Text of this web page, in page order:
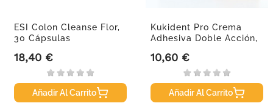
ESI Colon Cleanse Flor,
30 Cápsulas
Precio
18,40 €
Añadir Al Carrito
Kukident Pro Crema
Adhesiva Doble Acción,
Precio
10,60 €
Añadir Al Carrito